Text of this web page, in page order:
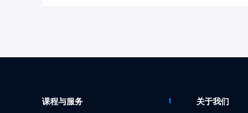
课程与服务
关于我们